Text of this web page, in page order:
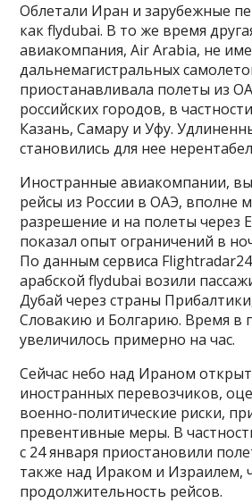
Облетали Иран и зарубежные
как flydubai. В то же время
авиакомпания, Air Arabia, не
дальнемагистральных
приостанавливала полеты из
российских городов, в
Казань, Самару и Уфу.
становились для нее
Иностранные авиакомпании,
рейсы из России в ОАЭ, вполне
разрешение и на полеты через
показал опыт ограничений в
По данным сервиса
арабской flydubai возили
Дубай через страны
Словакию и Болгарию. Время в
увеличилось примерно на час.
Сейчас небо над Ираном
иностранных перевозчиков,
военно-политические риски,
превентивные меры. В
с 24 января приостановили
также над Ираком и Израилем,
продолжительность рейсов.